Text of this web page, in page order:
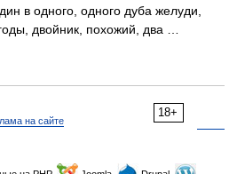
в одного, одного дуба желуди,
двойник, похожий, два …
18+
на сайте